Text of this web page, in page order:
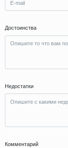
Достоинства
Недостатки
Комментарий